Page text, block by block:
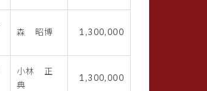
森 昭博 1,300,000
小林 正
典
1,300,000